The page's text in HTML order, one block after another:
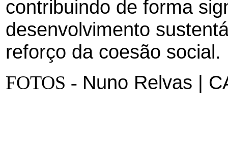
contribuindo de forma
desenvolvimento
reforço da coesão social.
FOTOS - Nuno Relvas |